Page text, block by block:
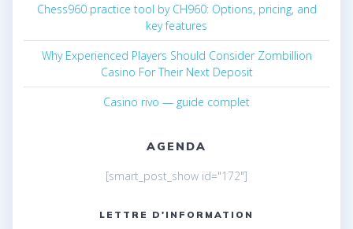
Chess960 practice tool by CH960: Options, pricing, and
key features
Why Experienced Players Should Consider Zombillion
Casino For Their Next Deposit
Casino rivo — guide complet
AGENDA
[smart_post_show id="172"]
LETTRE D'INFORMATION